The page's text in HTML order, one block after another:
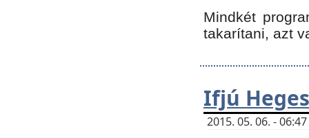
Mindkét
takarítani, azt
Ifjú
2015. 05. 06. -